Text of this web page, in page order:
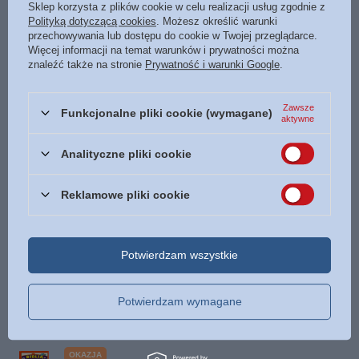
Data wydania 2025
Format 120 x 190 mm
Oprawa miękka Więcej
ISBN Więcej 9788396198389
OKAZJA
Biblia Brzeska 1563 rok - Soli Deo Gloria - oprawa
OKAZJA
Sklep korzysta z plików cookie w celu realizacji usług zgodnie z
Polityką dotyczącą cookies . Możesz określić warunki
przechowywania lub dostępu do cookie w Twojej przeglądarce.
Więcej informacji na temat warunków i prywatności można
znaleźć także na stronie Prywatność i warunki Google
Funkcjonalne pliki cookie (wymagane)
Zawsze
aktywne
Analityczne pliki cookie
Reklamowe pliki cookie
Potwierdzam wymagane
Potwierdzam wszystkie